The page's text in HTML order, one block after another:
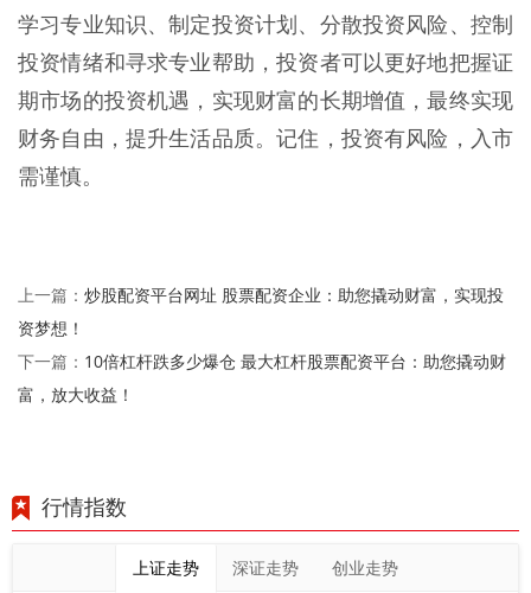
学习专业知识、制定投资计划、分散投资风险、控制
投资情绪和寻求专业帮助，投资者可以更好地把握证
期市场的投资机遇，实现财富的长期增值，最终实现
财务自由，提升生活品质。记住，投资有风险，入市
需谨慎。
上一篇： 炒股配资平台网址 股票配资企业：助您撬动财富，实现投
资梦想！
下一篇： 10倍杠杆跌多少爆仓 最大杠杆股票配资平台：助您撬动财
富，放大收益！
行情指数
上证走势 深证走势 创业走势